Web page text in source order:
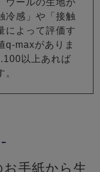
ウールの生地が
冷感」や「接触
によって評価す
q-maxがありま
以上あれば
手紙から生